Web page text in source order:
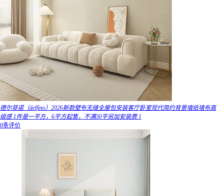
德尔菲诺（delfino）2026新款壁布无缝全屋包安装客厅卧室现代简约背景墙纸墙布高
级感 1件是一平方，6平方起售，不满30平另加安装费 1
0条评价